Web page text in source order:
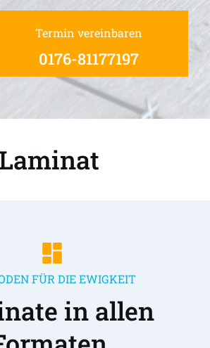
Termin vereinbaren
0176-81177197
Laminat
FÜR DIE EWIGKEIT
in allen